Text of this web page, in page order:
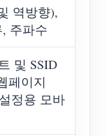
역방향),
주파수
및 SSID
페이지
정용 모바